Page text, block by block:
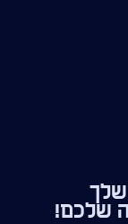
שלכם!